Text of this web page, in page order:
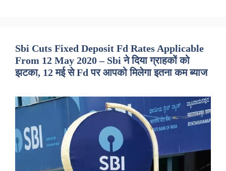
Sbi Cuts Fixed Deposit Fd Rates Applicable
From 12 May 2020 – Sbi ने दिया ग्राहकों को
झटका, 12 मई से Fd पर आपको मिलेगा इतना कम ब्याज